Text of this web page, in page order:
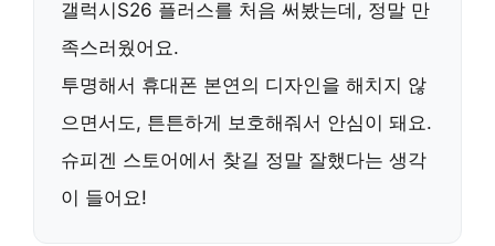
갤럭시S26 플러스를 처음 써봤는데, 정말 만
족스러웠어요.
투명해서 휴대폰 본연의 디자인을 해치지 않
으면서도, 튼튼하게 보호해줘서 안심이 돼요.
슈피겐 스토어에서 찾길 정말 잘했다는 생각
이 들어요!